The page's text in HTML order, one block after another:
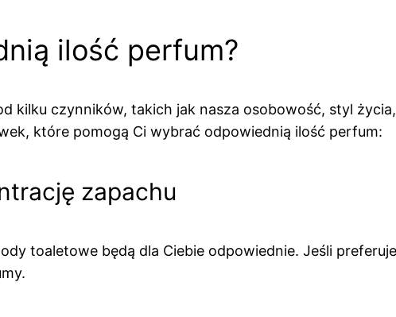
ilość perfum?
kilku czynników, takich jak nasza osobowość, styl
które pomogą Ci wybrać odpowiednią ilość perfum:
zapachu
toaletowe będą dla Ciebie odpowiednie. Jeśli